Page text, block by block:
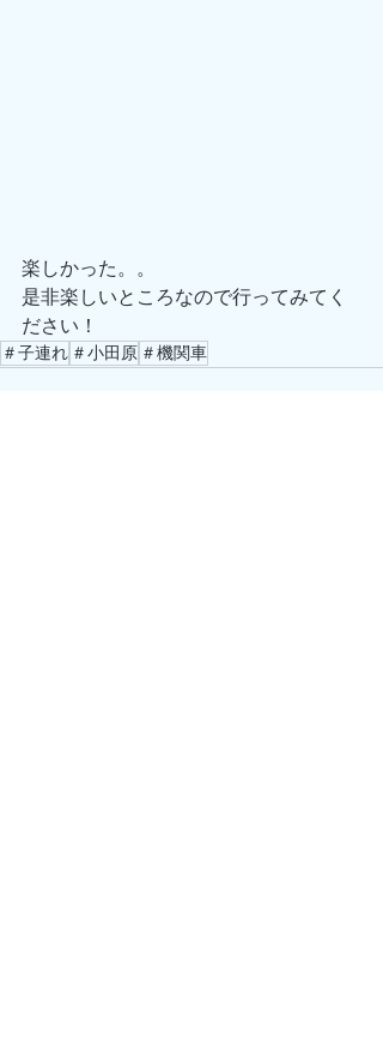
楽しかった。。
是非楽しいところなので行ってみてく
ださい！
＃子連れ ＃小田原 ＃機関車